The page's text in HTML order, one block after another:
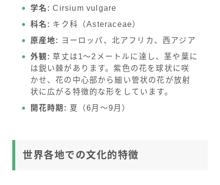
学名: Cirsium vulgare
科名: キク科（Asteraceae）
原産地: ヨーロッパ、北アフリカ、西アジア
外観: 草丈は1～2メートルに達し、茎や葉に
は鋭い棘があります。紫色の花を球状に咲
かせ、花の中心部から細い管状の花が放射
状に広がる特徴的な形をしています。
開花時期: 夏（6月～9月）
世界各地での文化的特徴